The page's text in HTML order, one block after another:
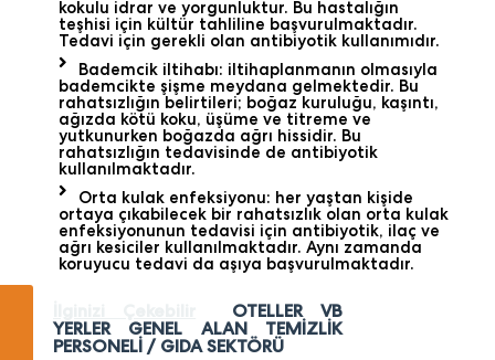
kokulu idrar ve yorgunluktur. Bu hastalığın
teşhisi için kültür tahliline başvurulmaktadır.
Tedavi için gerekli olan antibiyotik kullanımıdır.
Bademcik iltihabı: iltihaplanmanın olmasıyla
bademcikte şişme meydana gelmektedir. Bu
rahatsızlığın belirtileri; boğaz kuruluğu, kaşıntı,
ağızda kötü koku, üşüme ve titreme ve
yutkunurken boğazda ağrı hissidir. Bu
rahatsızlığın tedavisinde de antibiyotik
kullanılmaktadır.
Orta kulak enfeksiyonu: her yaştan kişide
ortaya çıkabilecek bir rahatsızlık olan orta kulak
enfeksiyonunun tedavisi için antibiyotik, ilaç ve
ağrı kesiciler kullanılmaktadır. Aynı zamanda
koruyucu tedavi da aşıya başvurulmaktadır.
OTELLER VB
YERLER GENEL ALAN TEMİZLİK
PERSONELİ / GIDA SEKTÖRÜ